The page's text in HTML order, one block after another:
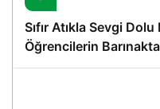
Sıfır Atıkla Sevgi
Öğrencilerin
Proje